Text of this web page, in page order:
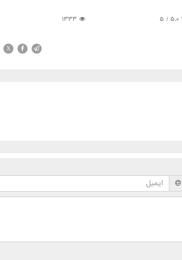
5.0
/
5
1333
X